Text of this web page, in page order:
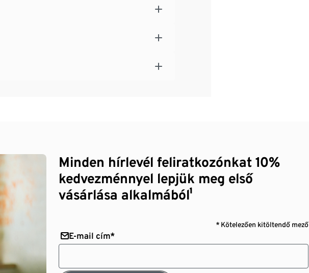
Minden hírlevél feliratkozónkat 10%
kedvezménnyel lepjük meg első
vásárlása alkalmából¹
* Kötelezően kitöltendő mező
E-mail cím*